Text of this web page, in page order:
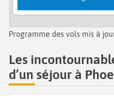
Programme des vols mis à
Les
d’un séjour à